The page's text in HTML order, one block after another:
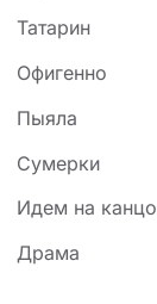
Татарин
Офигенно
Пыяла
Сумерки
Идем на канцо
Драма